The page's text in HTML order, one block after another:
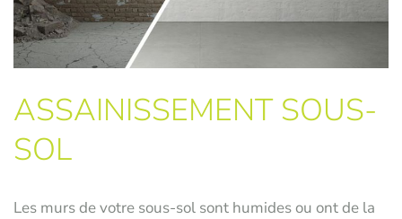
ASSAINISSEMENT SOUS-
SOL
Les murs de votre sous-sol sont humides ou ont de la